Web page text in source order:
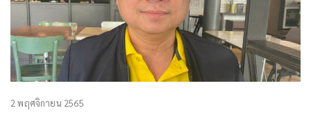
2 พฤศจิกายน 2565